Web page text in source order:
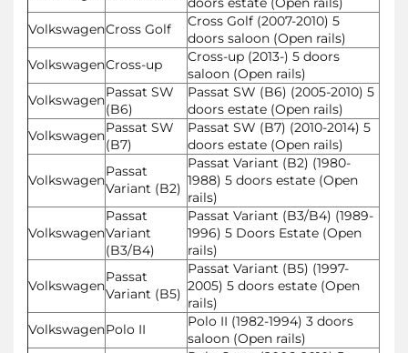
VolkswagenCross Golf
Cross Golf (2007-2010) 5
doors saloon (Open rails)
VolkswagenCross-up
Cross-up (2013-) 5 doors
saloon (Open rails)
VolkswagenPassat SW
(B6)
Passat SW (B6) (2005-2010) 5
doors estate (Open rails)
VolkswagenPassat SW
(B7)
Passat SW (B7) (2010-2014) 5
doors estate (Open rails)
Volkswagen
Passat
Variant (B2)
Passat Variant (B2) (1980-
1988) 5 doors estate (Open
rails)
Volkswagen
Passat
Variant
(B3/B4)
Passat Variant (B3/B4) (1989-
1996) 5 Doors Estate (Open
rails)
Volkswagen
Passat
Variant (B5)
Passat Variant (B5) (1997-
2005) 5 doors estate (Open
rails)
VolkswagenPolo II
Polo II (1982-1994) 3 doors
saloon (Open rails)